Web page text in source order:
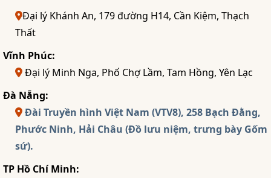
Đại lý Khánh An, 179 đường H14, Cần Kiệm, Thạch
Thất
Vĩnh Phúc:
Đại lý Minh Nga, Phố Chợ Lầm, Tam Hồng, Yên Lạc
Đà Nẵng:
Đài Truyền hình Việt Nam (VTV8), 258 Bạch Đằng,
Phước Ninh, Hải Châu (Đồ lưu niệm, trưng bày Gốm
sứ).
TP Hồ Chí Minh: